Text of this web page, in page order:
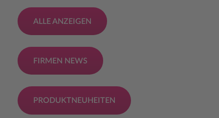
ALLE ANZEIGEN
FIRMEN NEWS
PRODUKTNEUHEITEN